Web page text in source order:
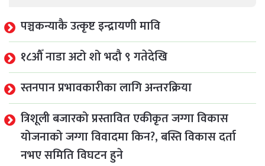
पञ्चकन्याकै उत्कृष्ट इन्द्रायणी मावि
१८औँ नाडा अटो शो भदौ ९ गतेदेखि
स्तनपान प्रभावकारीका लागि अन्तरक्रिया
त्रिशूली बजारको प्रस्तावित एकीकृत जग्गा विकास
योजनाको जग्गा विवादमा किन?, बस्ति विकास दर्ता
नभए समिति विघटन हुने